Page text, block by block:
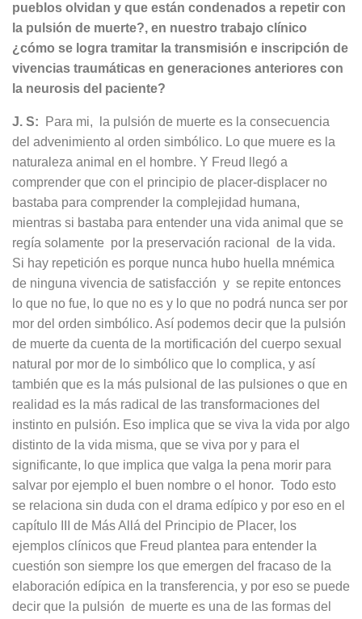
pueblos olvidan y que están condenados a repetir con
la pulsión de muerte?, en nuestro trabajo clínico
¿cómo se logra tramitar la transmisión e inscripción de
vivencias traumáticas en generaciones anteriores con
la neurosis del paciente?
J. S:
Para mi, la pulsión de muerte es la consecuencia
del advenimiento al orden simbólico. Lo que muere es la
naturaleza animal en el hombre. Y Freud llegó a
comprender que con el principio de placer-displacer no
bastaba para comprender la complejidad humana,
mientras si bastaba para entender una vida animal que se
regía solamente por la preservación racional de la vida.
Si hay repetición es porque nunca hubo huella mnémica
de ninguna vivencia de satisfacción y se repite entonces
lo que no fue, lo que no es y lo que no podrá nunca ser por
mor del orden simbólico. Así podemos decir que la pulsión
de muerte da cuenta de la mortificación del cuerpo sexual
natural por mor de lo simbólico que lo complica, y así
también que es la más pulsional de las pulsiones o que en
realidad es la más radical de las transformaciones del
instinto en pulsión. Eso implica que se viva la vida por algo
distinto de la vida misma, que se viva por y para el
significante, lo que implica que valga la pena morir para
salvar por ejemplo el buen nombre o el honor. Todo esto
se relaciona sin duda con el drama edípico y por eso en el
capítulo III de Más Allá del Principio de Placer, los
ejemplos clínicos que Freud plantea para entender la
cuestión son siempre los que emergen del fracaso de la
elaboración edípica en la transferencia, y por eso se puede
decir que la pulsión de muerte es una de las formas del